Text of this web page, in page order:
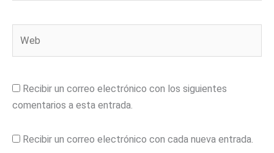
Recibir un correo electrónico con los siguientes
comentarios a esta entrada.
Recibir un correo electrónico con cada nueva entrada.